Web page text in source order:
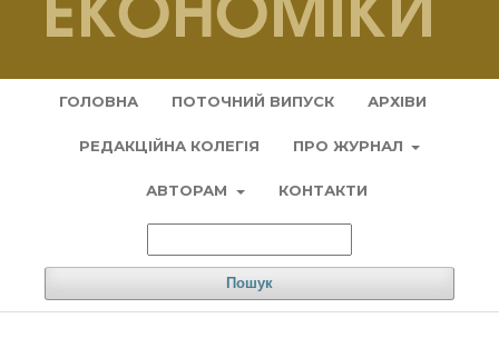
ГОЛОВНА ПОТОЧНИЙ ВИПУСК АРХІВИ
РЕДАКЦІЙНА КОЛЕГІЯ ПРО ЖУРНАЛ
АВТОРАМ КОНТАКТИ
Пошук